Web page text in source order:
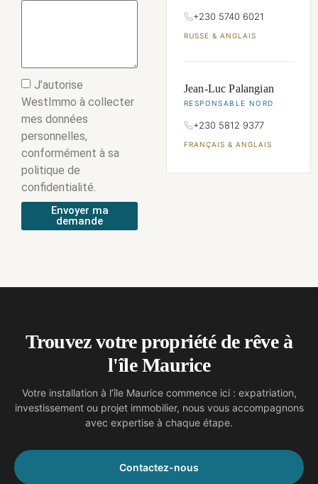
J’autorise
WestImmo à collecter
mes données
personnelles,
conformément à sa
politique de
confidentialité.
Envoyer ma
demande
+230 5740 6021
RUSSE & ANGLAIS
Jean-Luc Palangian
RESPONSABLE NORD
+230 5812 9377
FRANÇAIS & ANGLAIS
Trouvez votre propriété de rêve à
l'île Maurice
Votre installation à l’île Maurice commence ici : expatriation,
investissement ou projet immobilier, nous vous accompagnons
avec expertise à chaque étape.
Contactez-nous